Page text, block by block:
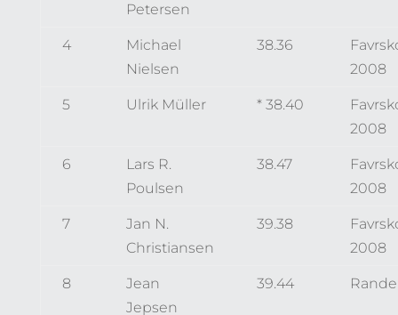
Petersen
4
Michael
Nielsen
38.36
2008
5 Ulrik Müller * 38.40
2008
6
Lars R.
Poulsen
38.47
2008
7
Jan N.
Christiansen
39.38
2008
8
Jean
Jepsen
39.44